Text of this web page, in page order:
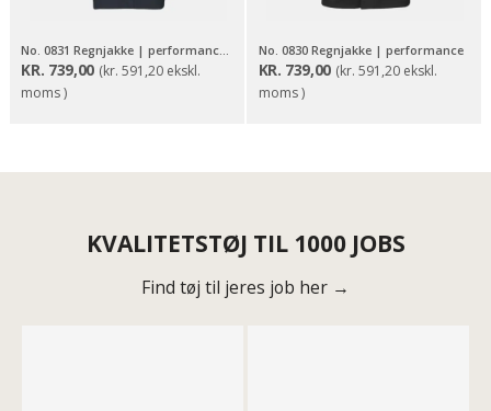
KR. 739,00 (kr. 591,20ekskl.
moms )
No. 0830 Regnjakke | performance
KR. 739,00 (kr. 591,20ekskl.
moms )
KVALITETSTØJ TIL 1000 JOBS
Find tøj til jeres job her →